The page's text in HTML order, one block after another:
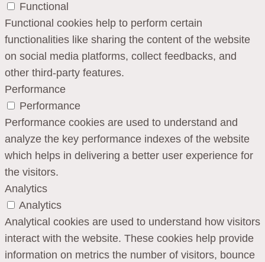
Functional
Functional cookies help to perform certain
functionalities like sharing the content of the website
on social media platforms, collect feedbacks, and
other third-party features.
Performance
Performance
Performance cookies are used to understand and
analyze the key performance indexes of the website
which helps in delivering a better user experience for
the visitors.
Analytics
Analytics
Analytical cookies are used to understand how visitors
interact with the website. These cookies help provide
information on metrics the number of visitors, bounce